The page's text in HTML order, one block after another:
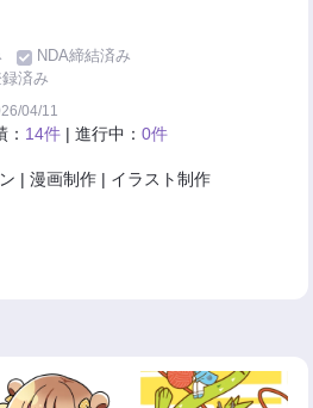
NDA締結済み
済み
04/11
： 14件 | 進行中：0件
| 漫画制作 | イラスト制作